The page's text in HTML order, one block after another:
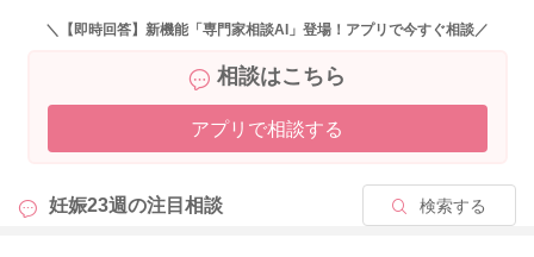
2025/4/1 9:08
＼【即時回答】新機能「専門家相談AI」登場！アプリで今すぐ相談／
相談はこちら
アプリで相談する
妊娠23週の注目相談 検索する